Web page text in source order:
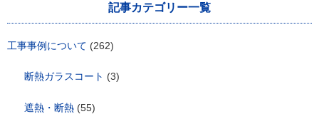
記事カテゴリー一覧
工事事例について (262)
断熱ガラスコート (3)
遮熱・断熱 (55)